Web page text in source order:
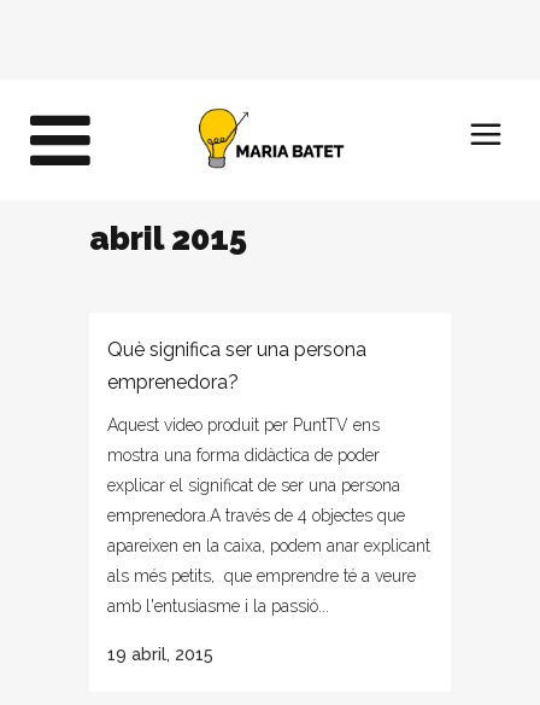
abril 2015
Què significa ser una persona
emprenedora?
Aquest video produit per PuntTV ens
mostra una forma didàctica de poder
explicar el significat de ser una persona
emprenedora.A través de 4 objectes que
apareixen en la caixa, podem anar explicant
als més petits, que emprendre té a veure
amb l'entusiasme i la passió...
19 abril, 2015